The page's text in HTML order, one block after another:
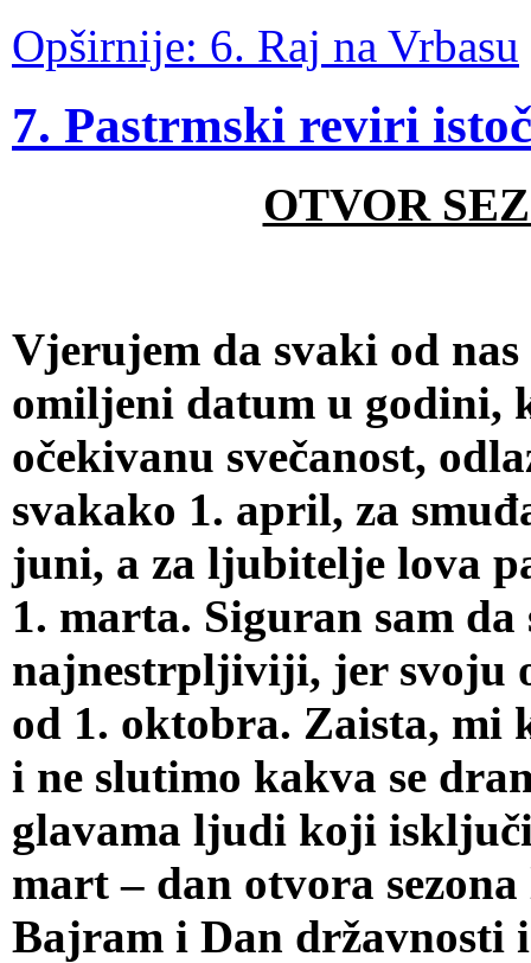
Opširnije: 6. Raj na Vrbasu
7. Pastrmski reviri
OTVOR
Vjerujem da svaki od
omiljeni datum u godini,
očekivanu svečanost,
svakako 1. april, za
juni, a za ljubitelje lova
1. marta. Siguran sam
najnestrpljiviji, jer svoju
od 1. oktobra. Zaista, mi
i ne slutimo kakva se
glavama ljudi koji
mart – dan otvora
Bajram i Dan državnosti